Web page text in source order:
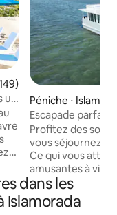
moyenne sur la
un
Péniche ⋅
Escapade
Profitez des sons
vous séjournez
Ce qui vous
amusantes à
fabuleuses eaux
propre paradis
entièrement
dans les
Islamorada